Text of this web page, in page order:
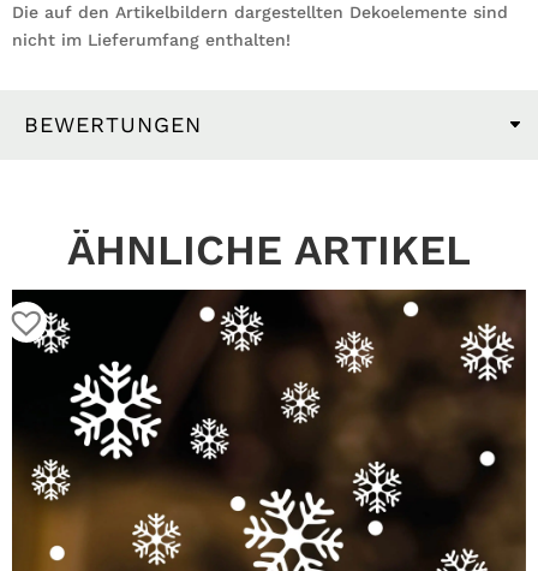
Die auf den Artikelbildern dargestellten Dekoelemente sind
nicht im Lieferumfang enthalten!
BEWERTUNGEN
ÄHNLICHE ARTIKEL